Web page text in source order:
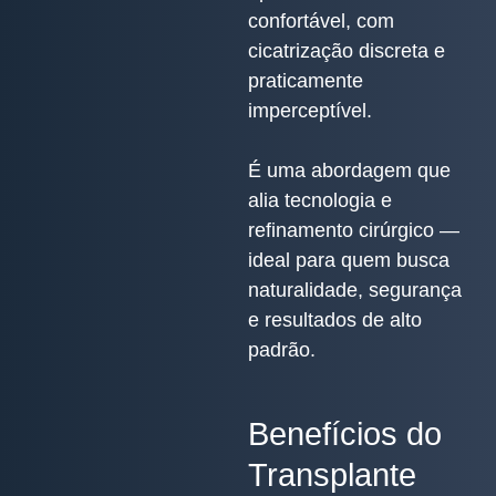
confortável, com
cicatrização discreta e
praticamente
imperceptível.
É uma abordagem que
alia tecnologia e
refinamento cirúrgico —
ideal para quem busca
naturalidade, segurança
e resultados de alto
padrão.
Benefícios do
Transplante